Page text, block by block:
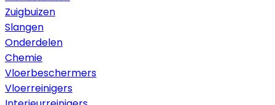
Zuigbuizen
Slangen
Onderdelen
Chemie
Vloerbeschermers
Vloerreinigers